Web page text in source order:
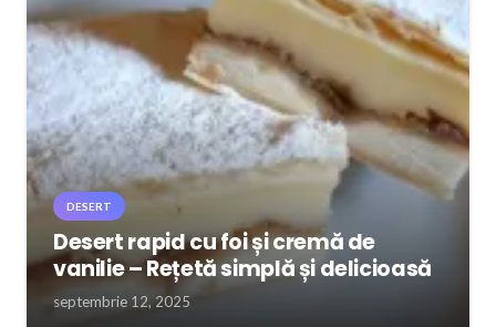
DESERT
Desert rapid cu foi și cremă de
vanilie – Rețetă simplă și delicioasă
septembrie 12, 2025